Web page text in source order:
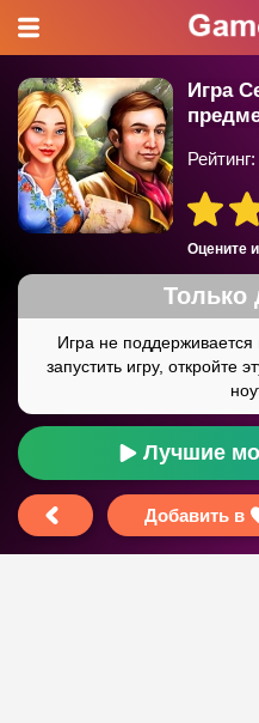
Игра
Оцените
Рейтинг:
Лучшие
Добавить в